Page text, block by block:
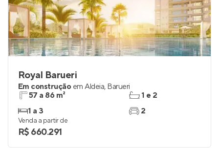
Royal Barueri
Em construção em Aldeia, Barueri
57 a 86 m²
1 a 3
1 e 2
2
Venda a partir de
R$ 660.291